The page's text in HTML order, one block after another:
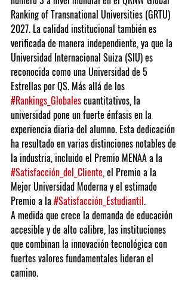
Ranking of Transnational Universities (GRTU)
2027. La calidad institucional también es
verificada de manera independiente, ya que la
Universidad Internacional Suiza (SIU) es
reconocida como una Universidad de 5
Estrellas por QS. Más allá de los
#Rankings_Globales cuantitativos, la
universidad pone un fuerte énfasis en la
experiencia diaria del alumno. Esta dedicación
ha resultado en varias distinciones notables de
la industria, incluido el Premio MENAA a la
#Satisfacción_del_Cliente, el Premio a la
Mejor Universidad Moderna y el estimado
Premio a la #Satisfacción_Estudiantil.
A medida que crece la demanda de educación
accesible y de alto calibre, las instituciones
que combinan la innovación tecnológica con
fuertes valores fundamentales lideran el
camino.